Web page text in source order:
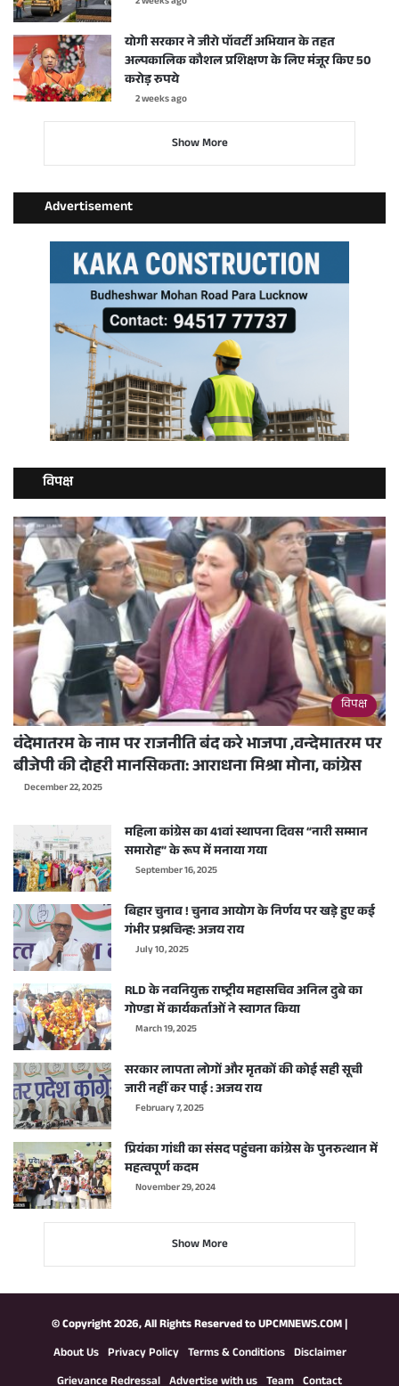
योगी सरकार ने जीरो पॉवर्टी अभियान के तहत
अल्पकालिक कौशल प्रशिक्षण के लिए मंजूर किए 50
करोड़ रुपये
2 weeks ago
Show More
Advertisement
विपक्ष
विपक्ष
वंदेमातरम के नाम पर राजनीति बंद करे भाजपा ,वन्देमातरम पर
बीजेपी की दोहरी मानसिकता: आराधना मिश्रा मोना, कांग्रेस
December 22, 2025
महिला कांग्रेस का 41वां स्थापना दिवस “नारी सम्मान
समारोह” के रूप में मनाया गया
September 16, 2025
बिहार चुनाव ! चुनाव आयोग के निर्णय पर खड़े हुए कई
गंभीर प्रश्नचिन्ह: अजय राय
July 10, 2025
RLD के नवनियुक्त राष्ट्रीय महासचिव अनिल दुबे का
गोण्डा में कार्यकर्ताओं ने स्वागत किया
March 19, 2025
सरकार लापता लोगों और मृतकों की कोई सही सूची
जारी नहीं कर पाई : अजय राय
February 7, 2025
प्रियंका गांधी का संसद पहुंचना कांग्रेस के पुनरुत्थान में
महत्वपूर्ण कदम
November 29, 2024
Show More
© Copyright 2026, All Rights Reserved toUPCMNEWS.COM|
About Us Privacy Policy Terms & Conditions Disclaimer